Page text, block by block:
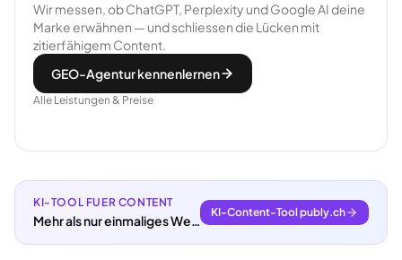
Wir messen, ob ChatGPT, Perplexity und Google AI deine
Marke erwähnen — und schliessen die Lücken mit
zitierfähigem Content.
GEO-Agentur kennenlernen
Alle Leistungen & Preise
KI-TOOL FUER CONTENT
Mehr als nur einmaliges Webdesign.
KI-Content-Tool publy.ch